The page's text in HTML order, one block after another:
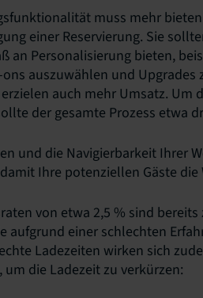
muss mehr
einer Reservierung. Sie
an Personalisierung bieten,
auszuwählen und
auch mehr Umsatz. Um
der gesamte Prozess etwa
und die Navigierbarkeit Ihrer
Ihre potenziellen Gäste
von etwa 2,5 % sind
aufgrund einer schlechten
Ladezeiten wirken sich
um die Ladezeit zu verkürzen: